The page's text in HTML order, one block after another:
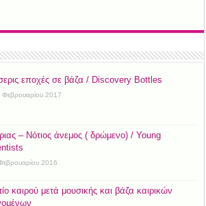
εποχές σε βάζα / Discovery Bottles
Φεβρουαρίου 2017
– Νότιος άνεμος ( δρώμενο) / Young
2016
καιρού μετά μουσικής και βάζα καιρικών